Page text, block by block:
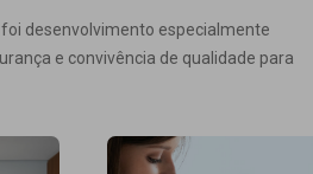
desenvolvimento especialmente
e convivência de qualidade para